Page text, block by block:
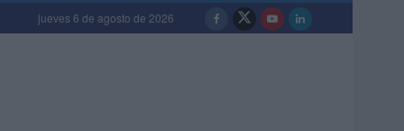
jueves 6 de agosto de 2026